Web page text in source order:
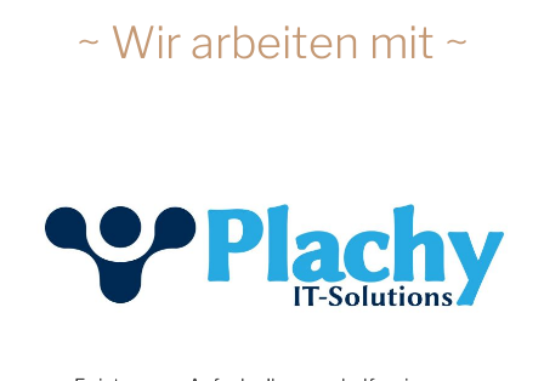
~ Wir arbeiten mit ~